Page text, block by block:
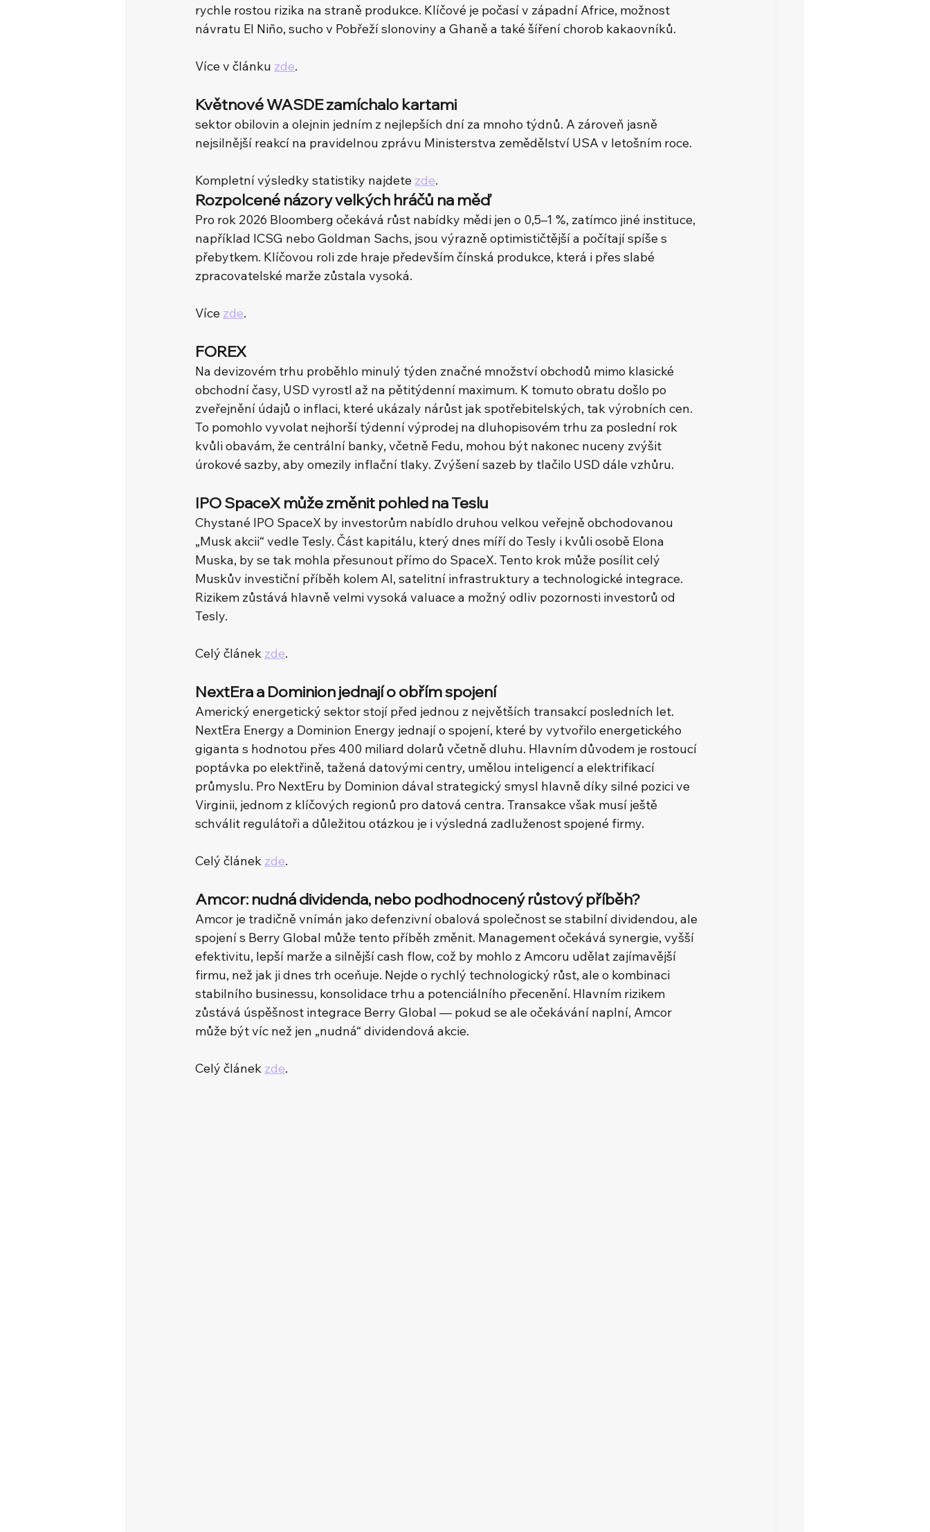
rychle rostou rizika na straně produkce. Klíčové je počasí v západní Africe, možnost
návratu El Niño, sucho v Pobřeží slonoviny a Ghaně a také šíření chorob kakaovníků.
Více v článku zde.
Květnové WASDE zamíchalo kartami
sektor obilovin a olejnin jedním z nejlepších dní za mnoho týdnů. A zároveň jasně
nejsilnější reakcí na pravidelnou zprávu Ministerstva zemědělství USA v letošním roce.
Kompletní výsledky statistiky najdete zde.
Rozpolcené názory velkých hráčů na měď
Pro rok 2026 Bloomberg očekává růst nabídky mědi jen o 0,5–1 %, zatímco jiné instituce,
například ICSG nebo Goldman Sachs, jsou výrazně optimističtější a počítají spíše s
přebytkem. Klíčovou roli zde hraje především čínská produkce, která i přes slabé
zpracovatelské marže zůstala vysoká.
Více zde.
FOREX
Na devizovém trhu proběhlo minulý týden značné množství obchodů mimo klasické
obchodní časy, USD vyrostl až na pětitýdenní maximum. K tomuto obratu došlo po
zveřejnění údajů o inflaci, které ukázaly nárůst jak spotřebitelských, tak výrobních cen.
To pomohlo vyvolat nejhorší týdenní výprodej na dluhopisovém trhu za poslední rok
kvůli obavám, že centrální banky, včetně Fedu, mohou být nakonec nuceny zvýšit
úrokové sazby, aby omezily inflační tlaky. Zvýšení sazeb by tlačilo USD dále vzhůru.
IPO SpaceX může změnit pohled na Teslu
Chystané IPO SpaceX by investorům nabídlo druhou velkou veřejně obchodovanou
„Musk akcii“ vedle Tesly. Část kapitálu, který dnes míří do Tesly i kvůli osobě Elona
Muska, by se tak mohla přesunout přímo do SpaceX. Tento krok může posílit celý
Muskův investiční příběh kolem AI, satelitní infrastruktury a technologické integrace.
Rizikem zůstává hlavně velmi vysoká valuace a možný odliv pozornosti investorů od
Tesly.
Celý článek zde.
NextEra a Dominion jednají o obřím spojení
Americký energetický sektor stojí před jednou z největších transakcí posledních let.
NextEra Energy a Dominion Energy jednají o spojení, které by vytvořilo energetického
giganta s hodnotou přes 400 miliard dolarů včetně dluhu. Hlavním důvodem je rostoucí
poptávka po elektřině, tažená datovými centry, umělou inteligencí a elektrifikací
průmyslu. Pro NextEru by Dominion dával strategický smysl hlavně díky silné pozici ve
Virginii, jednom z klíčových regionů pro datová centra. Transakce však musí ještě
schválit regulátoři a důležitou otázkou je i výsledná zadluženost spojené firmy.
Celý článek zde.
Amcor: nudná dividenda, nebo podhodnocený růstový příběh?
Amcor je tradičně vnímán jako defenzivní obalová společnost se stabilní dividendou, ale
spojení s Berry Global může tento příběh změnit. Management očekává synergie, vyšší
efektivitu, lepší marže a silnější cash flow, což by mohlo z Amcoru udělat zajímavější
firmu, než jak ji dnes trh oceňuje. Nejde o rychlý technologický růst, ale o kombinaci
stabilního businessu, konsolidace trhu a potenciálního přecenění. Hlavním rizikem
zůstává úspěšnost integrace Berry Global — pokud se ale očekávání naplní, Amcor
může být víc než jen „nudná“ dividendová akcie.
Celý článek zde.